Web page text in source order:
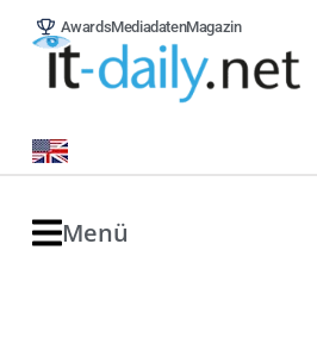
AwardsMediadatenMagazin
Menü